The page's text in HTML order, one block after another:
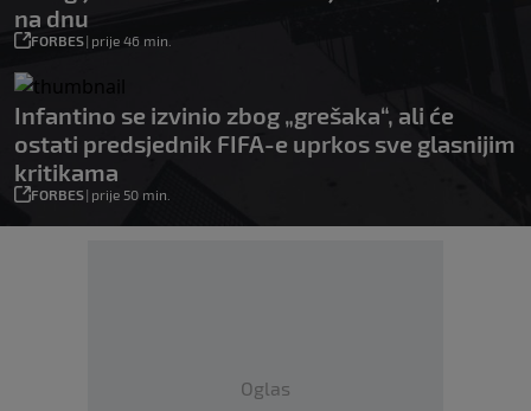
na dnu
FORBES| prije 46 min.
Infantino se izvinio zbog „grešaka“, ali će
ostati predsjednik FIFA-e uprkos sve glasnijim
kritikama
FORBES| prije 50 min.
Oglas